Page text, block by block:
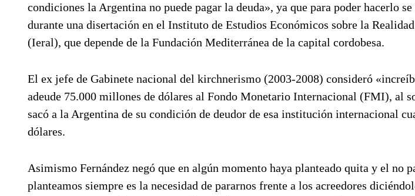
condiciones la Argentina no puede pagar la deuda», ya que para poder hacerlo
durante una disertación en el Instituto de Estudios Económicos sobre la
(Ieral), que depende de la Fundación Mediterránea de la capital cordobesa.
El ex jefe de Gabinete nacional del kirchnerismo (2003-2008) consideró
adeude 75.000 millones de dólares al Fondo Monetario Internacional (FMI), al
sacó a la Argentina de su condición de deudor de esa institución internacional
dólares.
Asimismo Fernández negó que en algún momento haya planteado quita y el no
planteamos siempre es la necesidad de pararnos frente a los acreedores